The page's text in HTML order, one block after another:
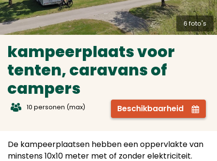
6 foto's
kampeerplaats voor
tenten, caravans of
campers
t 10 personen (max) Beschikbaarheid Z
De kampeerplaatsen hebben een oppervlakte van
minstens 10x10 meter met of zonder elektriciteit.